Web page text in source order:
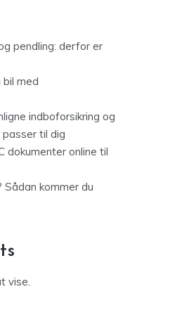
pendling: derfor er
med
indboforsikring og
til dig
dokumenter online til
Sådan kommer du
vise.